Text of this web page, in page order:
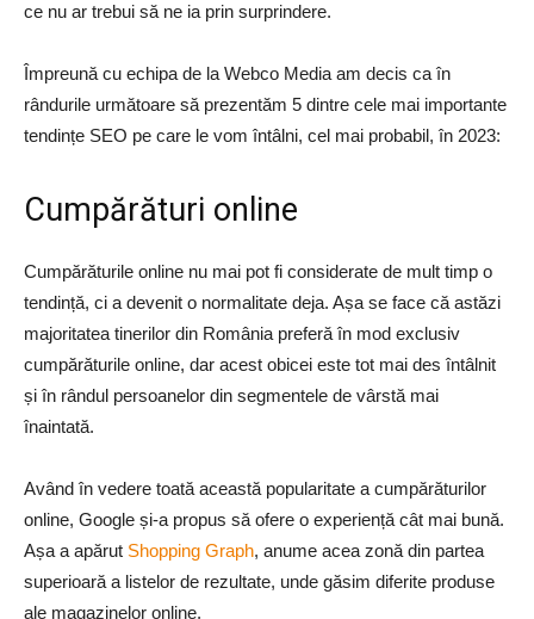
ce nu ar trebui să ne ia prin surprindere.
Împreună cu echipa de la Webco Media am decis ca în
rândurile următoare să prezentăm 5 dintre cele mai importante
tendințe SEO pe care le vom întâlni, cel mai probabil, în 2023:
Cumpărături online
Cumpărăturile online nu mai pot fi considerate de mult timp o
tendință, ci a devenit o normalitate deja. Așa se face că astăzi
majoritatea tinerilor din România preferă în mod exclusiv
cumpărăturile online, dar acest obicei este tot mai des întâlnit
și în rândul persoanelor din segmentele de vârstă mai
înaintată.
Având în vedere toată această popularitate a cumpărăturilor
online, Google și-a propus să ofere o experiență cât mai bună.
Așa a apărut Shopping Graph, anume acea zonă din partea
superioară a listelor de rezultate, unde găsim diferite produse
ale magazinelor online.